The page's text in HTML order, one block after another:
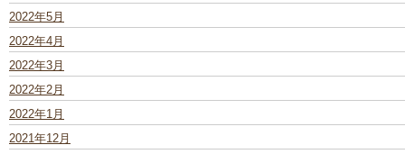
2022年5月
2022年4月
2022年3月
2022年2月
2022年1月
2021年12月